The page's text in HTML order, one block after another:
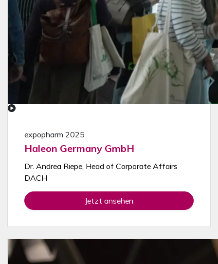
expopharm 2025
Haleon Germany GmbH
Dr. Andrea Riepe, Head of Corporate Affairs
DACH
Jetzt ansehen